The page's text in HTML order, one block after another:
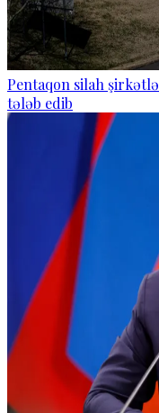
Pentaqon silah
tələb edib